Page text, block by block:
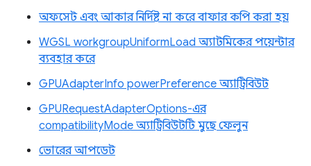
অফসেট এবং আকার নির্দিষ্ট না করে বাফার কপি করা হয়
WGSL workgroupUniformLoad অ্যাটমিকের পয়েন্টার
ব্যবহার করে
GPUAdapterInfo powerPreference অ্যাট্রিবিউট
GPURequestAdapterOptions-এর
compatibilityMode অ্যাট্রিবিউটটি মুছে ফেলুন
ভোরের আপডেট